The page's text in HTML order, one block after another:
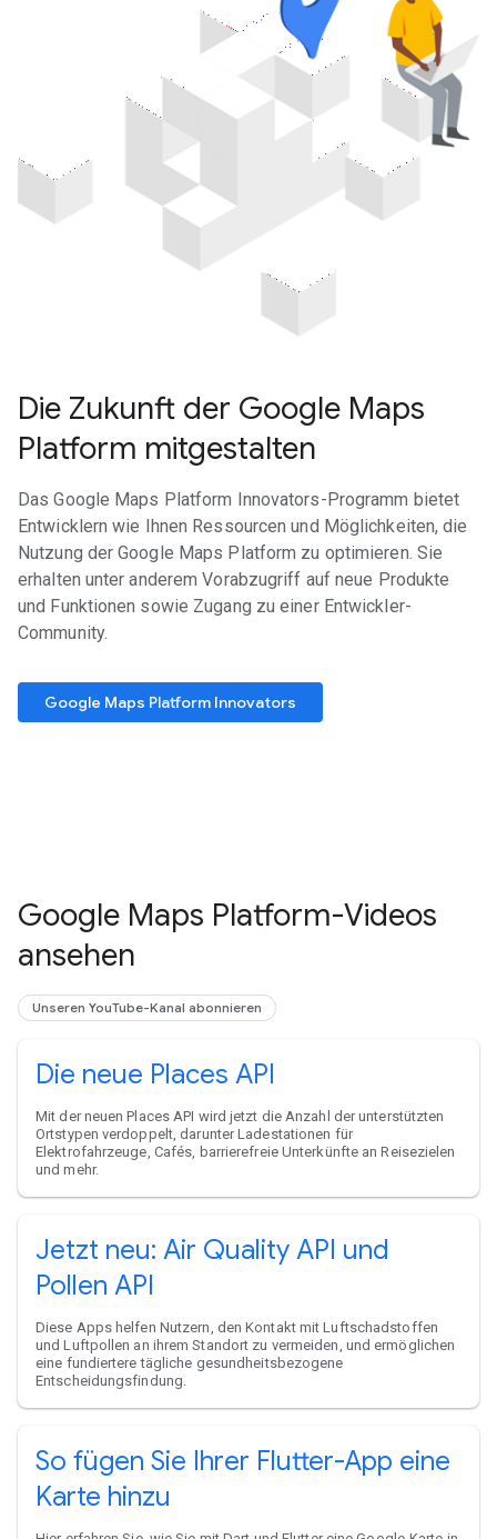
Die Zukunft der Google Maps
Platform mitgestalten
Das Google Maps Platform Innovators-Programm bietet
Entwicklern wie Ihnen Ressourcen und Möglichkeiten, die
Nutzung der Google Maps Platform zu optimieren. Sie
erhalten unter anderem Vorabzugriff auf neue Produkte
und Funktionen sowie Zugang zu einer Entwickler-
Community.
Google Maps Platform Innovators
Google Maps Platform-Videos
ansehen
Unseren YouTube-Kanal abonnieren
Die neue Places API
Mit der neuen Places API wird jetzt die Anzahl der unterstützten
Ortstypen verdoppelt, darunter Ladestationen für
Elektrofahrzeuge, Cafés, barrierefreie Unterkünfte an Reisezielen
und mehr.
Jetzt neu: Air Quality API und
Pollen API
Diese Apps helfen Nutzern, den Kontakt mit Luftschadstoffen
und Luftpollen an ihrem Standort zu vermeiden, und ermöglichen
eine fundiertere tägliche gesundheitsbezogene
Entscheidungsfindung.
So fügen Sie Ihrer Flutter-App eine
Karte hinzu